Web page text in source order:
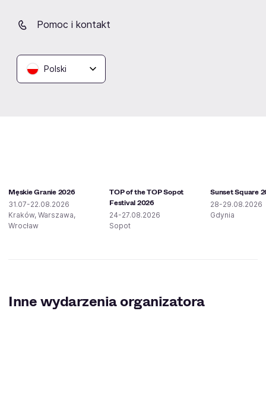
Pomoc i kontakt
Polski
Męskie Granie 2026
31.07-22.08.2026
Kraków, Warszawa,
Wrocław
TOP of the TOP Sopot
Festival 2026
24-27.08.2026
Sopot
Sunset Square
28-29.08.2026
Gdynia
Inne wydarzenia organizatora